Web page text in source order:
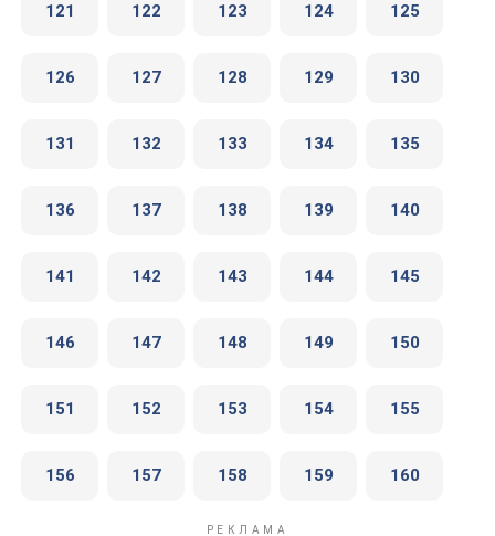
121 122 123 124 125
126 127 128 129 130
131 132 133 134 135
136 137 138 139 140
141 142 143 144 145
146 147 148 149 150
151 152 153 154 155
156 157 158 159 160